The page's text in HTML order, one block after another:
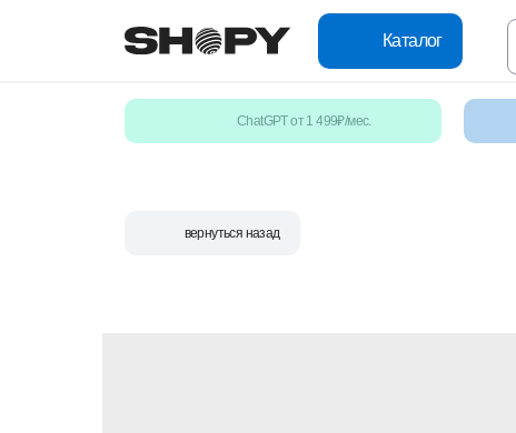
Каталог
ChatGPT от 1 499₽/мес.
вернуться назад